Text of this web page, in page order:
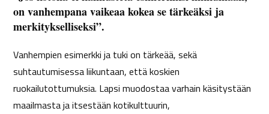
on vanhempana vaikeaa kokea se tärkeäksi ja
merkitykselliseksi”.
Vanhempien esimerkki ja tuki on tärkeää, sekä
suhtautumisessa liikuntaan, että koskien
ruokailutottumuksia. Lapsi muodostaa varhain käsitystään
maailmasta ja itsestään kotikulttuurin,